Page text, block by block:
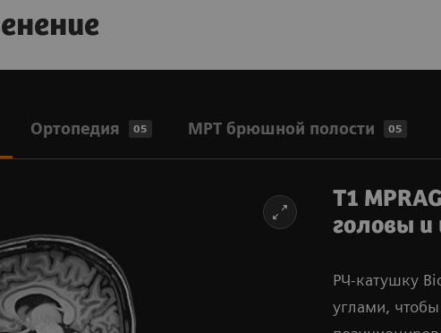
Ортопедия 05 МРТ брюшной полости 05
T1
головы и
РЧ-катушку
углами,